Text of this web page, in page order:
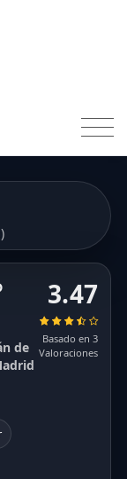
de
3.47
Basado en 3
Valoraciones